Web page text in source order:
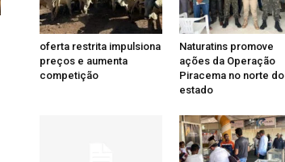
oferta restrita impulsiona
preços e aumenta
competição
Naturatins promove
ações da Operação
Piracema no norte do
estado